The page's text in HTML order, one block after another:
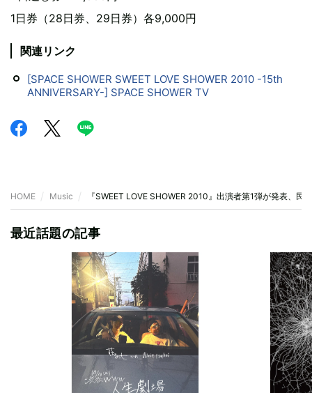
1日券（28日券、29日券）各9,000円
関連リンク
[SPACE SHOWER SWEET LOVE SHOWER 2010 -15th
ANNIVERSARY-] SPACE SHOWER TV
HOME Music 『SWEET LOVE SHOWER 2010』出演者第1弾が発表、民
最近話題の記事